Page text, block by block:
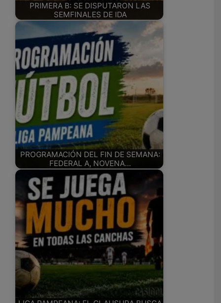
PRIMERA B: SE DISPUTARON LAS
SEMFINALES DE IDA
PROGRAMACIÓN DEL FIN DE SEMANA:
FEDERAL A, NOVENA…